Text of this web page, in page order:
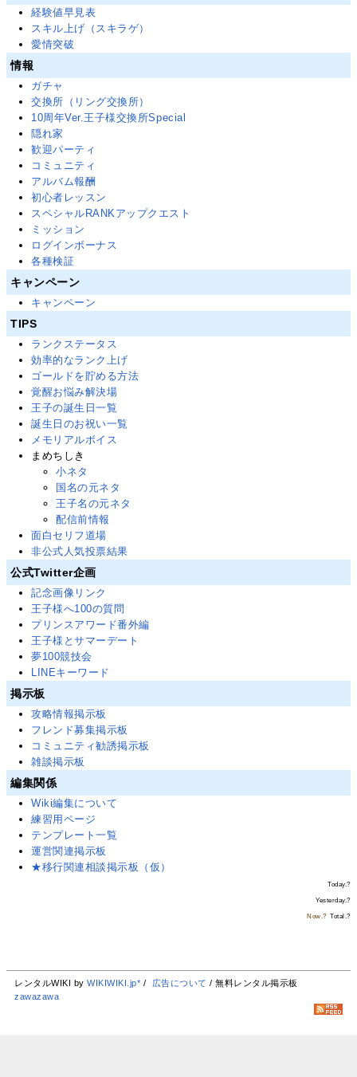
経験値早見表
スキル上げ（スキラゲ）
愛情突破
情報
ガチャ
交換所（リング交換所）
10周年Ver.王子様交換所Special
隠れ家
歓迎パーティ
コミュニティ
アルバム報酬
初心者レッスン
スペシャルRANKアップクエスト
ミッション
ログインボーナス
各種検証
キャンペーン
キャンペーン
TIPS
ランクステータス
効率的なランク上げ
ゴールドを貯める方法
覚醒お悩み解決場
王子の誕生日一覧
誕生日のお祝い一覧
メモリアルボイス
まめちしき
小ネタ
国名の元ネタ
王子名の元ネタ
配信前情報
面白セリフ道場
非公式人気投票結果
公式Twitter企画
記念画像リンク
王子様へ100の質問
プリンスアワード番外編
王子様とサマーデート
夢100競技会
LINEキーワード
掲示板
攻略情報掲示板
フレンド募集掲示板
コミュニティ勧誘掲示板
雑談掲示板
編集関係
Wiki編集について
練習用ページ
テンプレート一覧
運営関連掲示板
★移行関連相談掲示板（仮）
Today.?
Yesterday.?
Now.? Total.?
レンタルWIKI byWIKIWIKI.jp* / 広告について / 無料レンタル掲示板
zawazawa